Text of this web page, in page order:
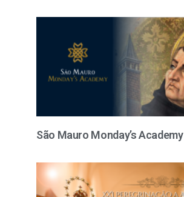
São Mauro Monday’s Academy